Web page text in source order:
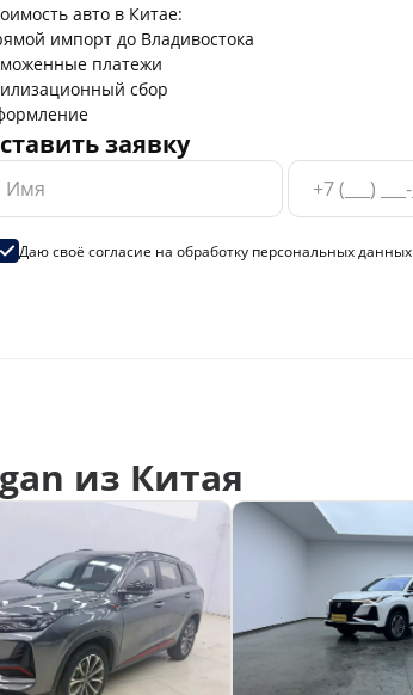
авто в Китае:
импорт до Владивостока
платежи
сбор
заявку
Даю своё согласие на обработку персональных данных
из Китая